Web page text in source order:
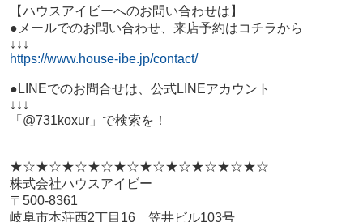
【ハウスアイビーへのお問い合わせは】
●メールでのお問い合わせ、来店予約はコチラから
↓↓↓
https://www.house-ibe.jp/contact/
●LINEでのお問合せは、公式LINEアカウント
↓↓↓
「@731koxur」で検索を！
★☆★☆★☆★☆★☆★☆★☆★☆★☆★☆
株式会社ハウスアイビー
〒500-8361
岐阜市本荘西2丁目16 笠井ビル103号